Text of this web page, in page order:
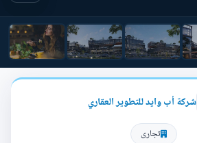
شركة أب وايد للتطوير العقاري
تجارى